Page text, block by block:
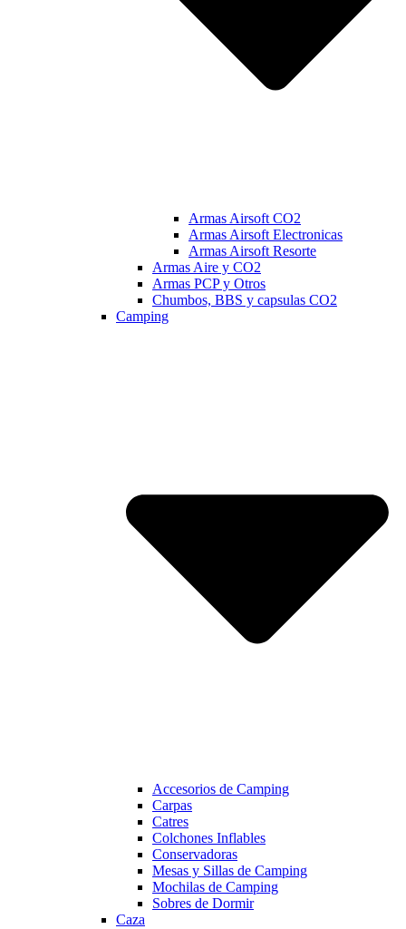
Armas Airsoft CO2
Armas Airsoft Electronicas
Armas Airsoft Resorte
Armas Aire y CO2
Armas PCP y Otros
Chumbos, BBS y capsulas CO2
Camping
Accesorios de Camping
Carpas
Catres
Colchones Inflables
Conservadoras
Mesas y Sillas de Camping
Mochilas de Camping
Sobres de Dormir
Caza